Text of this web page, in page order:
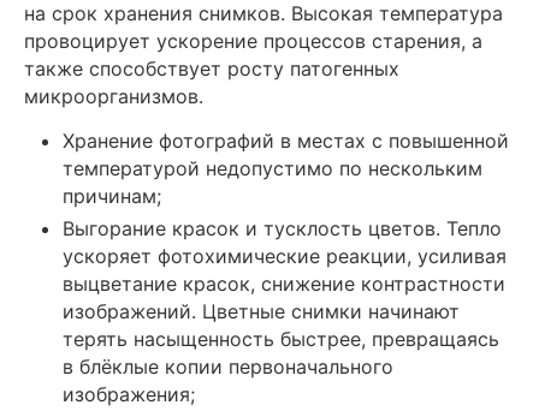
на срок хранения снимков. Высокая температура
провоцирует ускорение процессов старения, а
также способствует росту патогенных
микроорганизмов.
Хранение фотографий в местах с повышенной
температурой недопустимо по нескольким
причинам;
Выгорание красок и тусклость цветов. Тепло
ускоряет фотохимические реакции, усиливая
выцветание красок, снижение контрастности
изображений. Цветные снимки начинают
терять насыщенность быстрее, превращаясь
в блёклые копии первоначального
изображения;